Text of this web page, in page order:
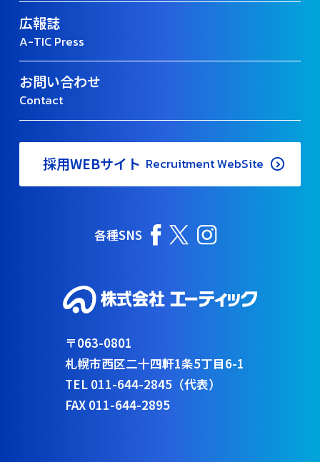
広報誌
A-TIC Press
お問い合わせ
Contact
採用WEBサイト Recruitment WebSite
各種SNS
〒063-0801
札幌市西区二十四軒1条5丁目6-1
TEL 011-644-2845（代表）
FAX 011-644-2895